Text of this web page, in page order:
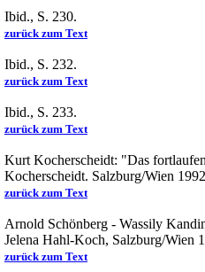
Ibid., S. 230.
zurück zum Text
Ibid., S. 232.
zurück zum Text
Ibid., S. 233.
zurück zum Text
Kurt Kocherscheidt: "Das
Kocherscheidt. Salzburg/Wien
zurück zum Text
Arnold Schönberg - Wassily
Jelena Hahl-Koch, Salzburg/Wien
zurück zum Text